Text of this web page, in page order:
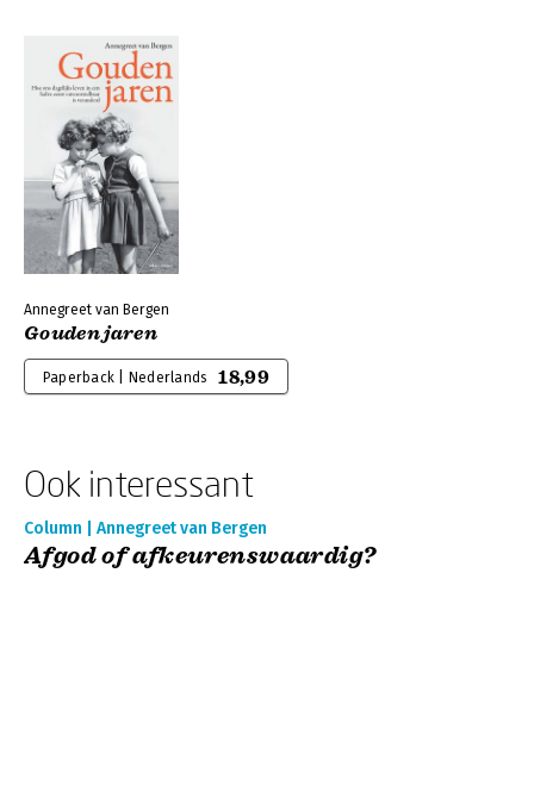
Annegreet van Bergen
Gouden jaren
Paperback | Nederlands 18,99
Ook interessant
Column | Annegreet van Bergen
Afgod of afkeurenswaardig?